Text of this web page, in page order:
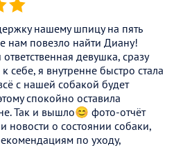
(*)
нашему шпицу на пять
нам повезло найти Диану!
девушка, сразу
себе, я внутренне быстро стала
с нашей собакой будет
спокойно оставила
Так и вышло😊 фото-отчёт
новости о состоянии собаки,
по уходу,